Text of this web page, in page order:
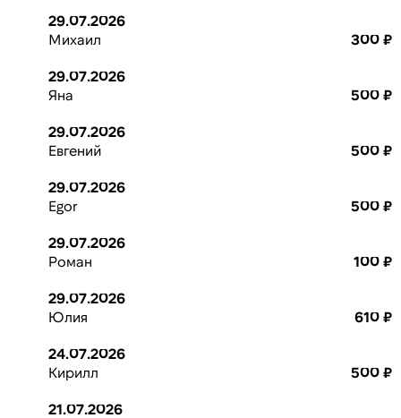
29.07.2026
Михаил
300 ₽
29.07.2026
Яна
500 ₽
29.07.2026
Евгений
500 ₽
29.07.2026
Egor
500 ₽
29.07.2026
Роман
100 ₽
29.07.2026
Юлия
610 ₽
24.07.2026
Кирилл
500 ₽
21.07.2026